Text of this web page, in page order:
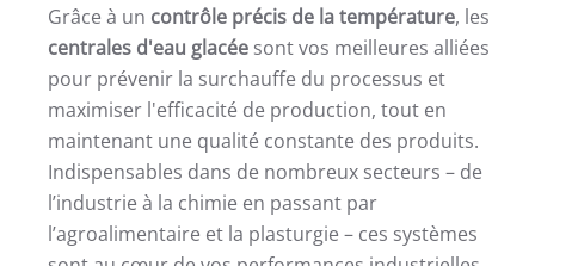
Grâce à un contrôle précis de la température, les
centrales d'eau glacée sont vos meilleures alliées
pour prévenir la surchauffe du processus et
maximiser l'efficacité de production, tout en
maintenant une qualité constante des produits.
Indispensables dans de nombreux secteurs – de
l’industrie à la chimie en passant par
l’agroalimentaire et la plasturgie – ces systèmes